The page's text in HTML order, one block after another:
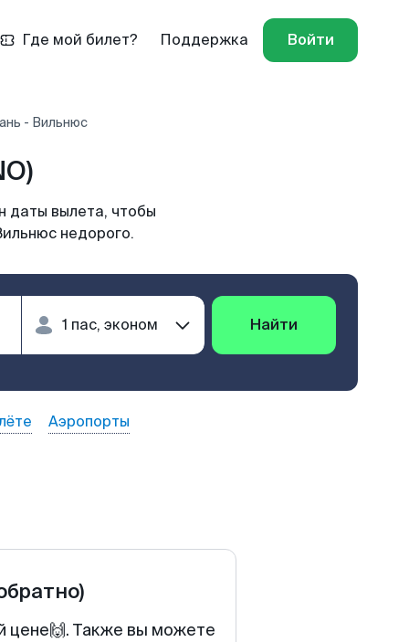
Где мой билет? Поддержка Войти
- Вильнюс
даты вылета, чтобы
недорого.
Найти
Аэропорты
цене🙌. Также вы можете